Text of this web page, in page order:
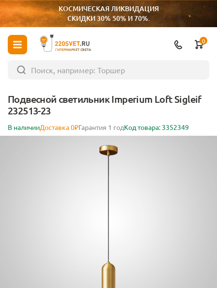
КОСМИЧЕСКАЯ ЛИКВИДАЦИЯ
СКИДКИ 30% 50% И 70%.
ГИПЕРМАРКЕТ СВЕТА
0
Подвесной светильник Imperium Loft Sigleif
232513-23
В наличииДоставка 0₽Гарантия 1 годКод товара: 3352349